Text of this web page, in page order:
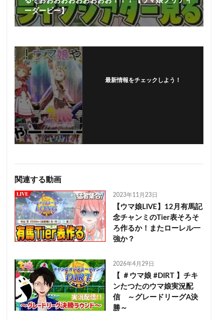
ーダービー】
最新情報をチェックしよう！
関連する動画
2023年11月23日
【ウマ娘LIVE】12月有馬記
念チャンミのTier表そろそ
ろ作るか！またローレル一
強か？
2026年4月29日
【 ＃ウマ娘 #DIRT 】チキ
ンたつたのウマ娘実況配
信 ～グレードリーグA決
勝～